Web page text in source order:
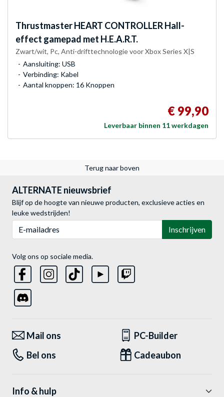
ThrustmasterHEART CONTROLLER Hall-
effect gamepad met H.E.A.R.T.
Zwart/wit, Pc, Anti-drifttechnologie voor Xbox Series X|S
Aansluiting: USB
Verbinding: Kabel
Aantal knoppen: 16 Knoppen
€ 99,90
Leverbaar binnen 11 werkdagen
Terug naar boven
ALTERNATE nieuwsbrief
Blijf op de hoogte van nieuwe producten, exclusieve acties en
leuke wedstrijden!
Inschrijven
Volg ons op sociale media.
Mail ons
PC-Builder
Bel ons
Cadeaubon
Info & hulp